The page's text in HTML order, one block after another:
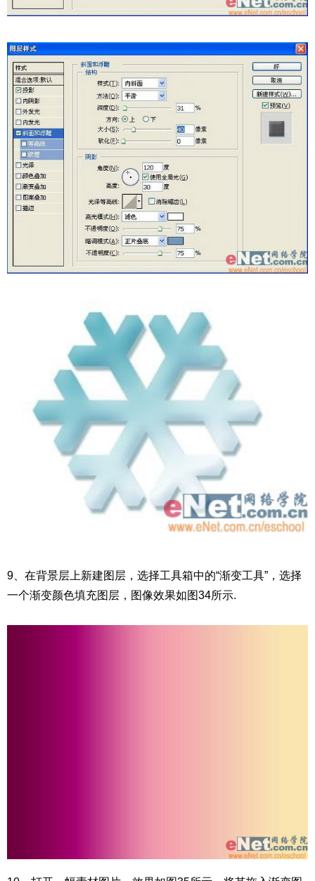
9、在背景层上新建图层，选择工具箱中的“渐变工具”，选择
一个渐变颜色填充图层，图像效果如图34所示.